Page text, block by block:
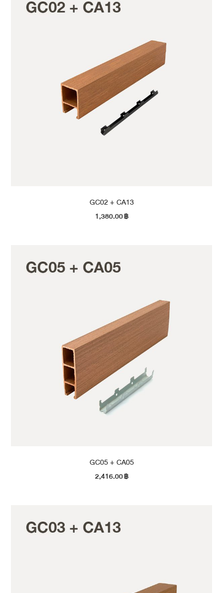
GC02 + CA13
1,380.00฿
GC05 + CA05
2,416.00฿